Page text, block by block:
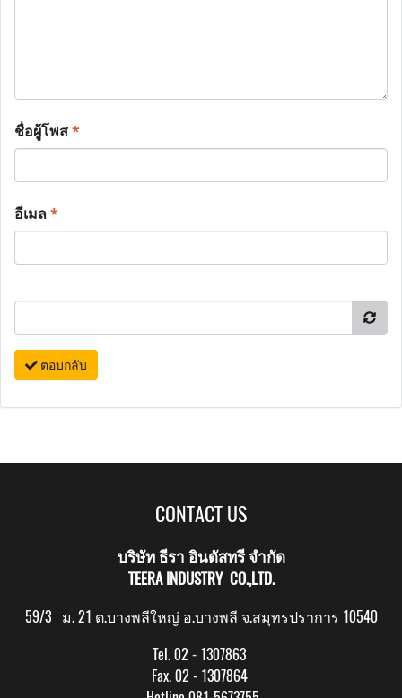
ชื่อผู้โพส*
อีเมล*
ตอบกลับ
CONTACT US
บริษัท ธีรา อินดัสทรี จำกัด
TEERA INDUSTRY CO.,LTD.
59/3 ม. 21 ต.บางพลีใหญ่ อ.บางพลี จ.สมุทรปราการ 10540
Tel. 02 - 1307863
Fax. 02 - 1307864